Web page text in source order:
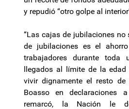
y repudió “otro golpe al
“Las cajas de jubilaciones
de jubilaciones es el
trabajadores durante toda
llegados al límite de la edad
vivir dignamente el resto de
Boasso en declaraciones
remarcó, la Nación le